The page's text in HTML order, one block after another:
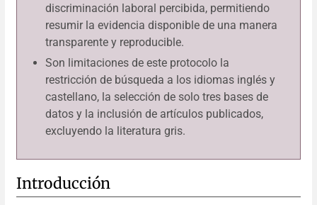
discriminación laboral percibida, permitiendo
resumir la evidencia disponible de una manera
transparente y reproducible.
Son limitaciones de este protocolo la
restricción de búsqueda a los idiomas inglés y
castellano, la selección de solo tres bases de
datos y la inclusión de artículos publicados,
excluyendo la literatura gris.
Introducción